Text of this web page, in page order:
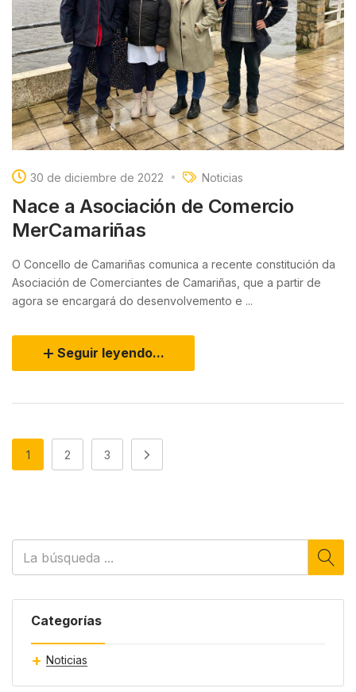
Categorías
Noticias
30 de diciembre de 2022 Noticias
Nace a Asociación de Comercio
MerCamariñas
O Concello de Camariñas comunica a recente constitución da
Asociación de Comerciantes de Camariñas, que a partir de
agora se encargará do desenvolvemento e ...
Seguir leyendo...
1 2 3